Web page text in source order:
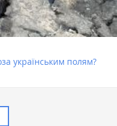
українським полям?